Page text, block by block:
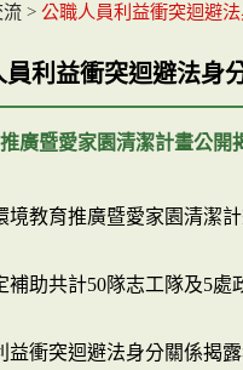
流 > 公職人員利益衝突迴避
員利益衝突迴避法身
廣暨愛家園清潔計畫公開
境教育推廣暨愛家園清潔
補助共計50隊志工隊及5處
益衝突迴避法身分關係揭露